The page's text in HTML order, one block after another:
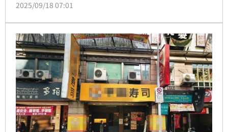
違反保險法等罪起訴。台北地方法院18日依違反保險
億5000萬元。可上訴。
2025/09/18 07:01